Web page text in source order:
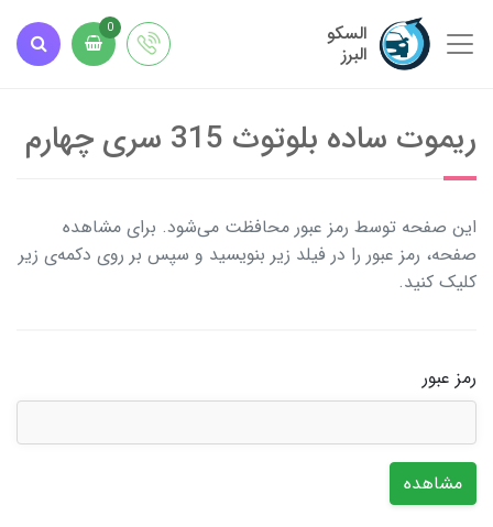
السکو
البرز
0
ریموت ساده بلوتوث 315 سری چهارم
این صفحه توسط رمز عبور محافظت می‌شود. برای مشاهده
صفحه، رمز عبور را در فیلد زیر بنویسید و سپس بر روی دکمه‌ی زیر
کلیک کنید.
رمز عبور
مشاهده